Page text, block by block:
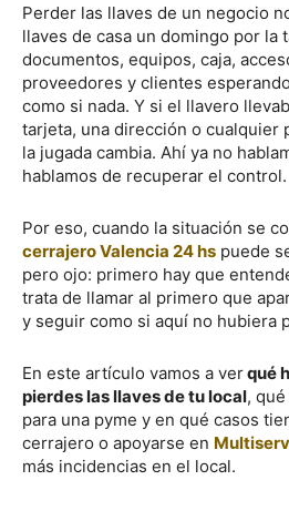
Perder las llaves de un negocio
llaves de casa un domingo por la
documentos, equipos, caja,
proveedores y clientes
como si nada. Y si el llavero
tarjeta, una dirección o cualquier
la jugada cambia. Ahí ya no
hablamos de recuperar el control.
Por eso, cuando la situación se
cerrajero Valencia 24 hs puede
pero ojo: primero hay que
trata de llamar al primero que
y seguir como si aquí no hubiera
En este artículo vamos a verqué
pierdes las llaves de tu local,
para una pyme y en qué casos
cerrajero o apoyarse en
más incidencias en el local.